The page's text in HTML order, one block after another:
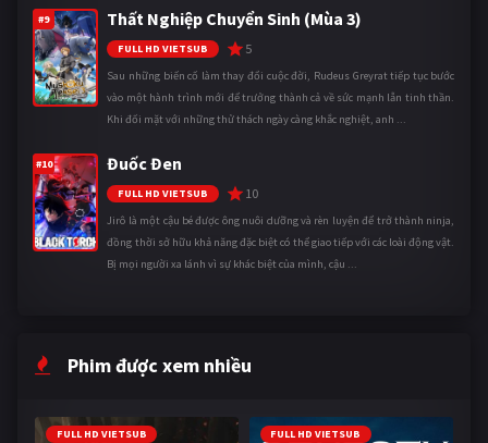
#9 Thất Nghiệp Chuyển Sinh (Mùa 3)
FULL HD VIETSUB 5
Sau những biến cố làm thay đổi cuộc đời, Rudeus Greyrat tiếp tục bước
vào một hành trình mới để trưởng thành cả về sức mạnh lẫn tinh thần.
Khi đối mặt với những thử thách ngày càng khắc nghiệt, anh ...
#10 Đuốc Đen
FULL HD VIETSUB 10
Jirô là một cậu bé được ông nuôi dưỡng và rèn luyện để trở thành ninja,
đồng thời sở hữu khả năng đặc biệt có thể giao tiếp với các loài động vật.
Bị mọi người xa lánh vì sự khác biệt của mình, cậu ...
Phim được xem nhiều
FULL HD VIETSUB FULL HD VIETSUB